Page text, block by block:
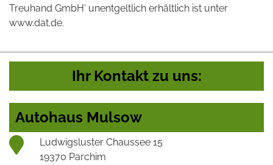
Treuhand GmbH' unentgeltlich erhältlich ist unter
www.dat.de.
Ihr Kontakt zu uns:
Autohaus Mulsow
Ludwigsluster Chaussee 15
19370 Parchim